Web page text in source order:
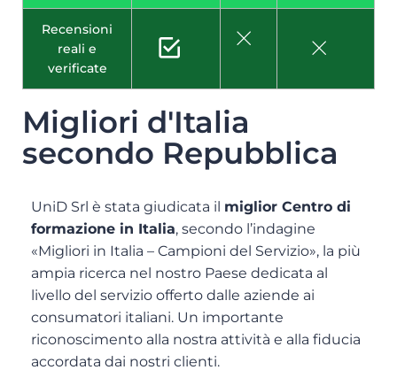
Recensioni
reali e
verificate
Migliori d'Italia
secondo Repubblica
UniD Srl è stata giudicata il miglior Centro di
formazione in Italia, secondo l’indagine
«Migliori in Italia – Campioni del Servizio», la più
ampia ricerca nel nostro Paese dedicata al
livello del servizio offerto dalle aziende ai
consumatori italiani. Un importante
riconoscimento alla nostra attività e alla fiducia
accordata dai nostri clienti.